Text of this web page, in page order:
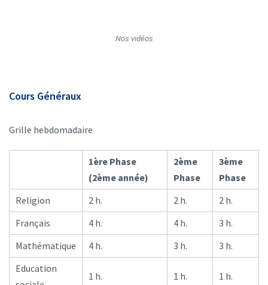
Nos vidéos
Cours Généraux
Grille hebdomadaire
1ère Phase
(2ème année)
2ème
Phase
3ème
Phase
Religion
2 h. 2 h.
2 h.
Français
4 h. 4 h.
3 h.
Mathématique
4 h. 3 h.
3 h.
Education
1 h. 1 h. 1 h.